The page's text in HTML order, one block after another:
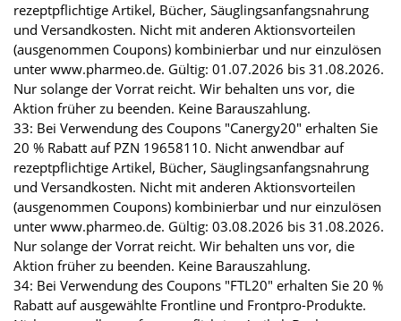
rezeptpflichtige Artikel, Bücher, Säuglingsanfangsnahrung
und Versandkosten. Nicht mit anderen Aktionsvorteilen
(ausgenommen Coupons) kombinierbar und nur einzulösen
unter www.pharmeo.de. Gültig: 01.07.2026 bis 31.08.2026.
Nur solange der Vorrat reicht. Wir behalten uns vor, die
Aktion früher zu beenden. Keine Barauszahlung.
33: Bei Verwendung des Coupons "Canergy20" erhalten Sie
20 % Rabatt auf PZN 19658110. Nicht anwendbar auf
rezeptpflichtige Artikel, Bücher, Säuglingsanfangsnahrung
und Versandkosten. Nicht mit anderen Aktionsvorteilen
(ausgenommen Coupons) kombinierbar und nur einzulösen
unter www.pharmeo.de. Gültig: 03.08.2026 bis 31.08.2026.
Nur solange der Vorrat reicht. Wir behalten uns vor, die
Aktion früher zu beenden. Keine Barauszahlung.
34: Bei Verwendung des Coupons "FTL20" erhalten Sie 20 %
Rabatt auf ausgewählte Frontline und Frontpro-Produkte.